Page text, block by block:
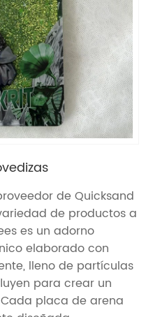
de Quicksand
de productos a
es un adorno
elaborado con
lleno de partículas
para crear un
placa de arena